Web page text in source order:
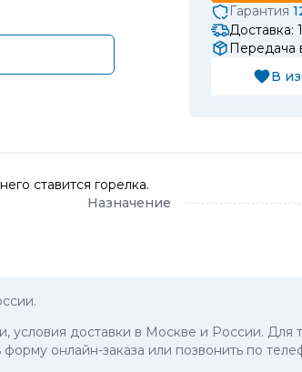
Гарантия
Доставка:
Передача
В
ставится горелка.
Назначение
условия доставки в Москве и России. Для
онлайн-заказа или позвонить по